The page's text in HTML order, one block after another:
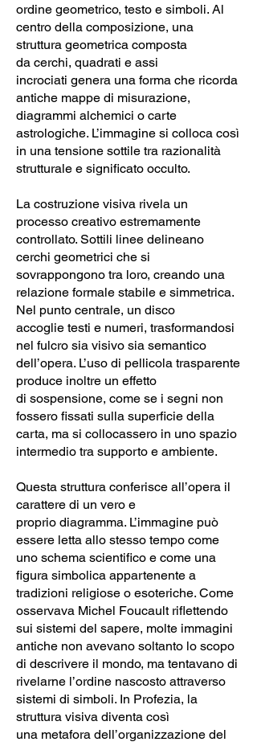
ordine geometrico, testo e simboli. Al
centro della composizione, una
struttura geometrica composta
da cerchi, quadrati e assi
incrociati genera una forma che ricorda
antiche mappe di misurazione,
diagrammi alchemici o carte
astrologiche. L’immagine si colloca così
in una tensione sottile tra razionalità
strutturale e significato occulto.
La costruzione visiva rivela un
processo creativo estremamente
controllato. Sottili linee delineano
cerchi geometrici che si
sovrappongono tra loro, creando una
relazione formale stabile e simmetrica.
Nel punto centrale, un disco
accoglie testi e numeri, trasformandosi
nel fulcro sia visivo sia semantico
dell’opera. L’uso di pellicola trasparente
produce inoltre un effetto
di sospensione, come se i segni non
fossero fissati sulla superficie della
carta, ma si collocassero in uno spazio
intermedio tra supporto e ambiente.
Questa struttura conferisce all’opera il
carattere di un vero e
proprio diagramma. L’immagine può
essere letta allo stesso tempo come
uno schema scientifico e come una
figura simbolica appartenente a
tradizioni religiose o esoteriche. Come
osservava Michel Foucault riflettendo
sui sistemi del sapere, molte immagini
antiche non avevano soltanto lo scopo
di descrivere il mondo, ma tentavano di
rivelarne l’ordine nascosto attraverso
sistemi di simboli. In Profezia, la
struttura visiva diventa così
una metafora dell’organizzazione del